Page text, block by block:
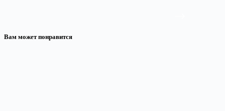
Вам может понравится